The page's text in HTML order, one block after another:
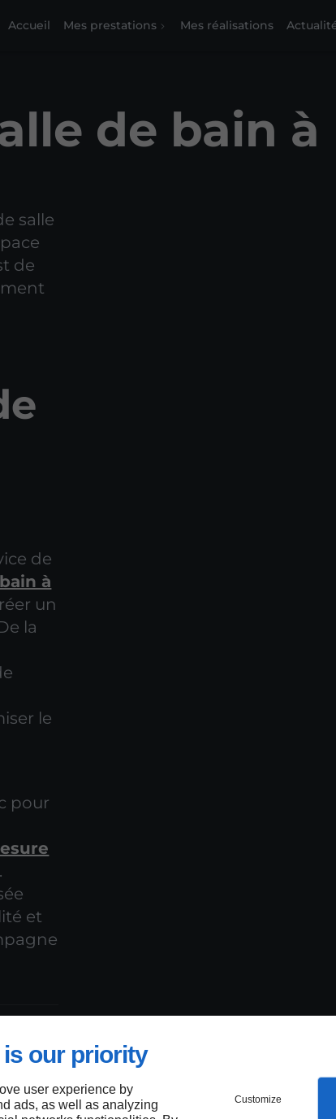
our priority
user experience by
ads, as well as analyzing
Customize
Accueil Mes prestations Mes réalisations
de bain
salle
de
de
à
un
la
le
pour
et